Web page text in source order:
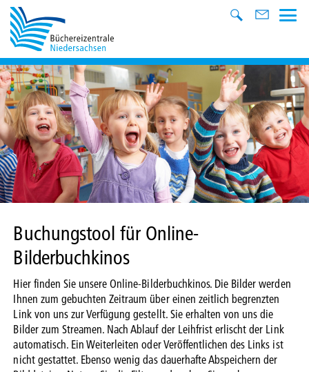
Buchungstool für Online-
Bilderbuchkinos
Hier finden Sie unsere Online-Bilderbuchkinos. Die Bilder werden
Ihnen zum gebuchten Zeitraum über einen zeitlich begrenzten
Link von uns zur Verfügung gestellt. Sie erhalten von uns die
Bilder zum Streamen. Nach Ablauf der Leihfrist erlischt der Link
automatisch. Ein Weiterleiten oder Veröffentlichen des Links ist
nicht gestattet. Ebenso wenig das dauerhafte Abspeichern der